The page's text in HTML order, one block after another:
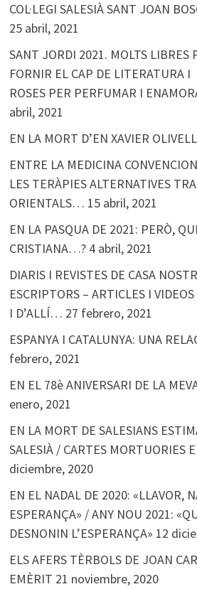
COL·LEGI SALESIÀ SANT JOAN
25 abril, 2021
SANT JORDI 2021. MOLTS LIBRES
FORNIR EL CAP DE LITERATURA I
ROSES PER PERFUMAR I
abril, 2021
EN LA MORT D’EN XAVIER
ENTRE LA MEDICINA
LES TERÀPIES ALTERNATIVES
ORIENTALS… 15 abril, 2021
EN LA PASQUA DE 2021: PERÒ,
CRISTIANA…? 4 abril, 2021
DIARIS I REVISTES DE CASA
ESCRIPTORS – ARTICLES I
I D’ALLÍ… 27 febrero, 2021
ESPANYA I CATALUNYA: UNA
febrero, 2021
EN EL 78è ANIVERSARI DE LA
enero, 2021
EN LA MORT DE SALESIANS
SALESIÀ / CARTES MORTUORIES
diciembre, 2020
EN EL NADAL DE 2020: «LLAVOR,
ESPERANÇA» / ANY NOU 2021:
DESNONIN L’ESPERANÇA» 12
ELS AFERS TÈRBOLS DE JOAN
EMÈRIT 21 noviembre, 2020